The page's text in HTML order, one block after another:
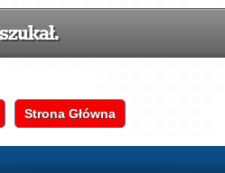
Strona Główna